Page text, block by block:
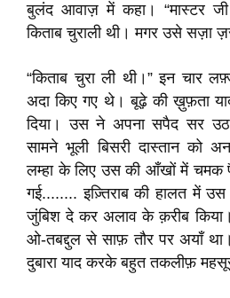
बुलंद आवाज़ में कहा। “मास्टर
किताब चुराली थी। मगर उसे सज़ा
“किताब चुरा ली थी।” इन चार
अदा किए गए थे। बूढ़े की ख़ुफ़ता
दिया। उस ने अपना सपैद सर
सामने भूली बिसरी दास्तान को
लम्हा के लिए उस की आँखों में चमक
गई........ इज़्तिराब की हालत में
जुंबिश दे कर अलाव के क़रीब
ओ-तबद्दुल से साफ़ तौर पर अयाँ था।
दुबारा याद करके बहुत तकलीफ़